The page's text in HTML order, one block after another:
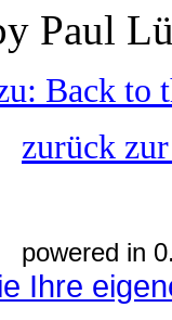
Paul
Back to
zurück
powered in
Ihre